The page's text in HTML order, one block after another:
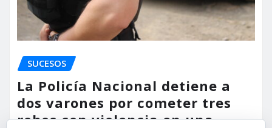
SUCESOS
La Policía Nacional detiene a
dos varones por cometer tres
robos con violencia en una